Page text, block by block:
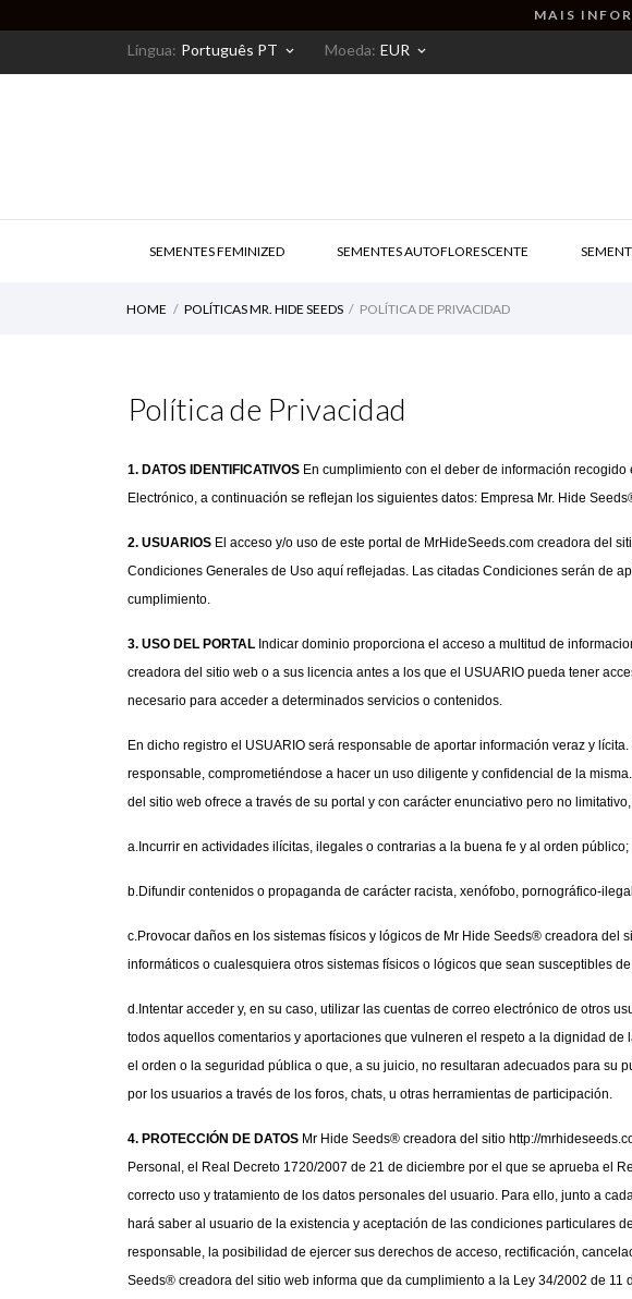
MAIS
Língua: Português PT keyboard_arrow_down Moeda: EUR keyboard_arrow_down
SEMENTES FEMINIZED SEMENTES AUTOFLORESCENTE
HOME POLÍTICAS MR. HIDE SEEDS POLÍTICA DE PRIVACIDAD
Política de Privacidad
1. DATOS IDENTIFICATIVOS En cumplimiento con el deber de información
Electrónico, a continuación se reflejan los siguientes datos: Empresa Mr. Hide
2. USUARIOS El acceso y/o uso de este portal de MrHideSeeds.com creadora del
Condiciones Generales de Uso aquí reflejadas. Las citadas Condiciones serán de
cumplimiento.
3. USO DEL PORTAL Indicar dominio proporciona el acceso a multitud de
creadora del sitio web o a sus licencia antes a los que el USUARIO pueda tener
necesario para acceder a determinados servicios o contenidos.
En dicho registro el USUARIO será responsable de aportar información veraz y
responsable, comprometiéndose a hacer un uso diligente y confidencial de la
del sitio web ofrece a través de su portal y con carácter enunciativo pero no
a.Incurrir en actividades ilícitas, ilegales o contrarias a la buena fe y al orden público;
b.Difundir contenidos o propaganda de carácter racista, xenófobo, pornográfico-
c.Provocar daños en los sistemas físicos y lógicos de Mr Hide Seeds® creadora
informáticos o cualesquiera otros sistemas físicos o lógicos que sean susceptibles
d.Intentar acceder y, en su caso, utilizar las cuentas de correo electrónico de otros
todos aquellos comentarios y aportaciones que vulneren el respeto a la dignidad
el orden o la seguridad pública o que, a su juicio, no resultaran adecuados para
por los usuarios a través de los foros, chats, u otras herramientas de participación.
4. PROTECCIÓN DE DATOS Mr Hide Seeds® creadora del sitio http://
Personal, el Real Decreto 1720/2007 de 21 de diciembre por el que se aprueba el
correcto uso y tratamiento de los datos personales del usuario. Para ello, junto a
hará saber al usuario de la existencia y aceptación de las condiciones particulares
responsable, la posibilidad de ejercer sus derechos de acceso, rectificación,
Seeds® creadora del sitio web informa que da cumplimiento a la Ley 34/2002 de